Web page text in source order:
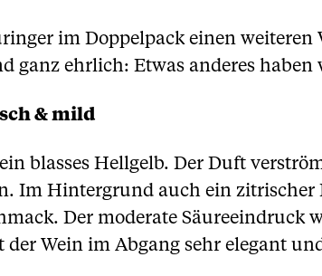
im Doppelpack einen weiteren
ganz ehrlich: Etwas anderes
& mild
blasses Hellgelb. Der Duft
Im Hintergrund auch ein
Der moderate Säureeindruck
Wein im Abgang sehr elegant